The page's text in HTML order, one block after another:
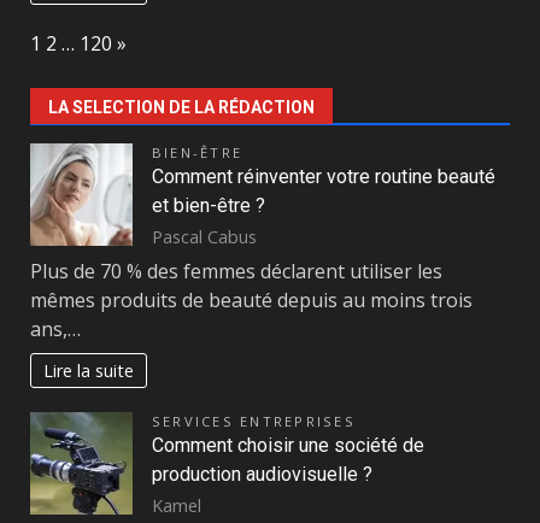
Page:
1 2 … 120 Next
»
LA SELECTION DE LA RÉDACTION
BIEN-ÊTRE
Comment réinventer votre routine beauté
et bien-être ?
Pascal Cabus
Plus de 70 % des femmes déclarent utiliser les
mêmes produits de beauté depuis au moins trois
ans,…
Lire la suite
SERVICES ENTREPRISES
Comment choisir une société de
production audiovisuelle ?
Kamel